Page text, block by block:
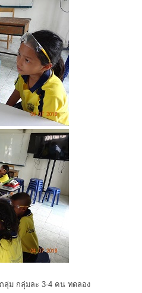
ลุ่ม กลุ่มละ 3-4 คน ทดลอง